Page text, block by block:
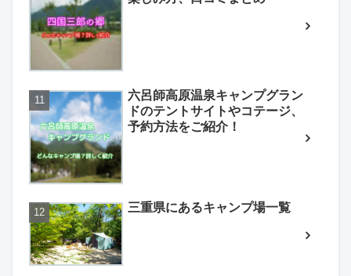
六呂師高原温泉キャンプグラン
ドのテントサイトやコテージ、
予約方法をご紹介！
三重県にあるキャンプ場一覧